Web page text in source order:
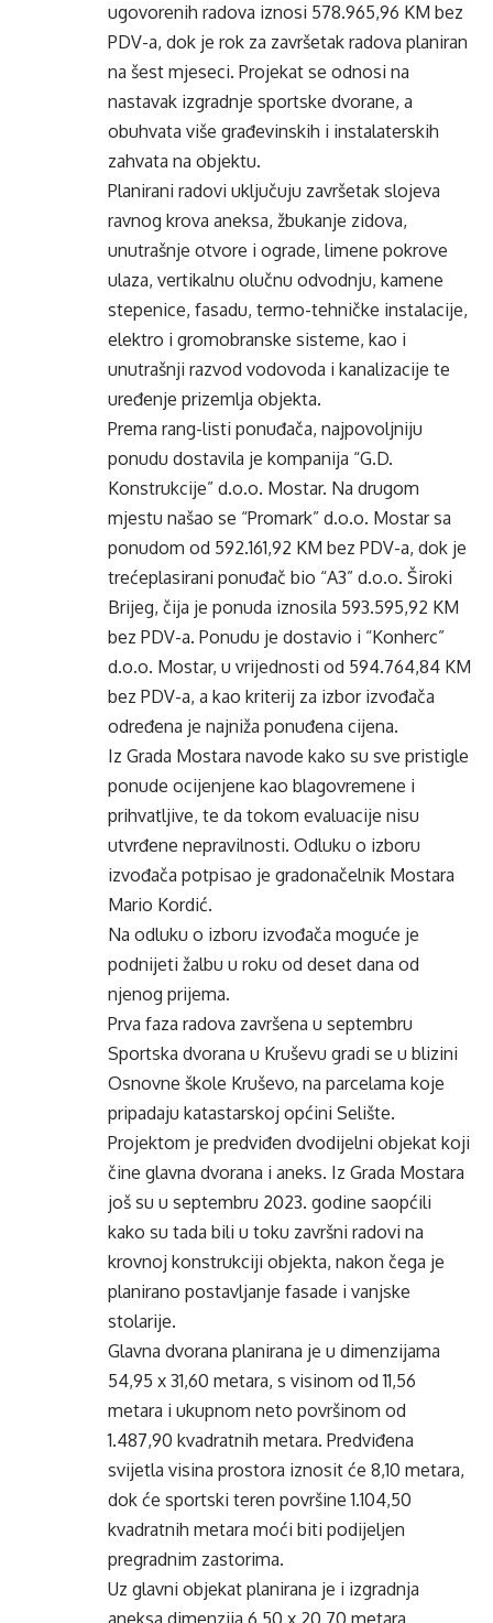
ugovorenih radova iznosi 578.965,96 KM bez
PDV-a, dok je rok za završetak radova planiran
na šest mjeseci. Projekat se odnosi na
nastavak izgradnje sportske dvorane, a
obuhvata više građevinskih i instalaterskih
zahvata na objektu.
Planirani radovi uključuju završetak slojeva
ravnog krova aneksa, žbukanje zidova,
unutrašnje otvore i ograde, limene pokrove
ulaza, vertikalnu olučnu odvodnju, kamene
stepenice, fasadu, termo-tehničke instalacije,
elektro i gromobranske sisteme, kao i
unutrašnji razvod vodovoda i kanalizacije te
uređenje prizemlja objekta.
Prema rang-listi ponuđača, najpovoljniju
ponudu dostavila je kompanija “G.D.
Konstrukcije” d.o.o. Mostar. Na drugom
mjestu našao se “Promark” d.o.o. Mostar sa
ponudom od 592.161,92 KM bez PDV-a, dok je
trećeplasirani ponuđač bio “A3” d.o.o. Široki
Brijeg, čija je ponuda iznosila 593.595,92 KM
bez PDV-a. Ponudu je dostavio i “Konherc”
d.o.o. Mostar, u vrijednosti od 594.764,84 KM
bez PDV-a, a kao kriterij za izbor izvođača
određena je najniža ponuđena cijena.
Iz Grada Mostara navode kako su sve pristigle
ponude ocijenjene kao blagovremene i
prihvatljive, te da tokom evaluacije nisu
utvrđene nepravilnosti. Odluku o izboru
izvođača potpisao je gradonačelnik Mostara
Mario Kordić.
Na odluku o izboru izvođača moguće je
podnijeti žalbu u roku od deset dana od
njenog prijema.
Prva faza radova završena u septembru
Sportska dvorana u Kruševu gradi se u blizini
Osnovne škole Kruševo, na parcelama koje
pripadaju katastarskoj općini Selište.
Projektom je predviđen dvodijelni objekat koji
čine glavna dvorana i aneks. Iz Grada Mostara
još su u septembru 2023. godine saopćili
kako su tada bili u toku završni radovi na
krovnoj konstrukciji objekta, nakon čega je
planirano postavljanje fasade i vanjske
stolarije.
Glavna dvorana planirana je u dimenzijama
54,95 x 31,60 metara, s visinom od 11,56
metara i ukupnom neto površinom od
1.487,90 kvadratnih metara. Predviđena
svijetla visina prostora iznosit će 8,10 metara,
dok će sportski teren površine 1.104,50
kvadratnih metara moći biti podijeljen
pregradnim zastorima.
Uz glavni objekat planirana je i izgradnja
aneksa dimenzija 6,50 x 20,70 metara,